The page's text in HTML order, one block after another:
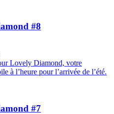
#8
Lovely Diamond, votre
à l’heure pour l’arrivée de l’été.
#7